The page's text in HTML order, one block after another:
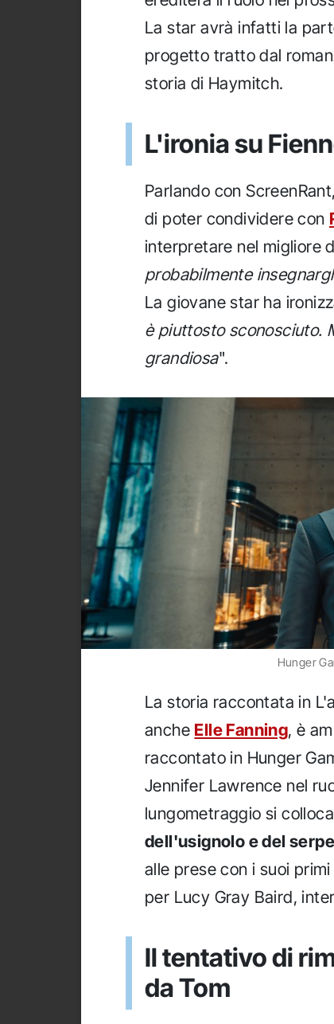
La star avrà infatti la
progetto tratto dal
storia di Haymitch.
L'ironia su
Parlando con ScreenRant,
di poter condividere con
interpretare nel migliore
probabilmente
La giovane star ha
è piuttosto sconosciuto.
grandiosa".
Hunger
La storia raccontata in
anche Elle Fanning, è
raccontato in Hunger
Jennifer Lawrence nel
lungometraggio si
dell'usignolo e del
alle prese con i suoi
per Lucy Gray Baird,
Il tentativo di
da Tom